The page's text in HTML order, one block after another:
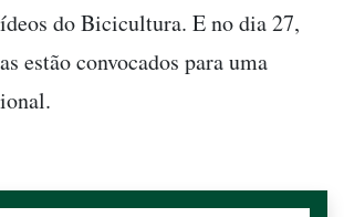
do Bicicultura. E no dia 27,
estão convocados para uma